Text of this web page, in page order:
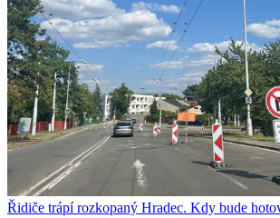
Řidiče trápí rozkopaný Hradec. Kdy bude